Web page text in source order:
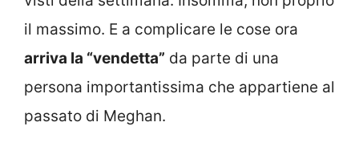
il massimo. E a complicare le cose ora
arriva la “vendetta” da parte di una
persona importantissima che appartiene al
passato di Meghan.